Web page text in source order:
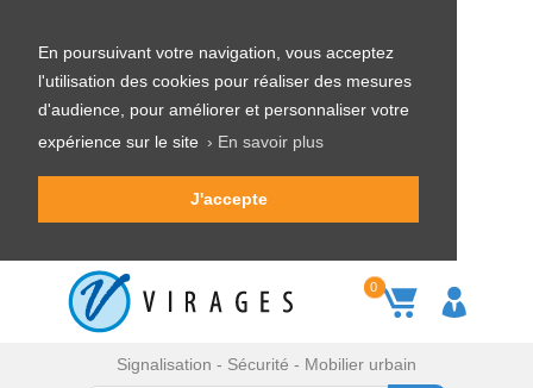
En poursuivant votre navigation, vous acceptez
l'utilisation des cookies pour réaliser des mesures
d'audience, pour améliorer et personnaliser votre
expérience sur le site › En savoir plus
J'accepte
0
Signalisation - Sécurité - Mobilier urbain